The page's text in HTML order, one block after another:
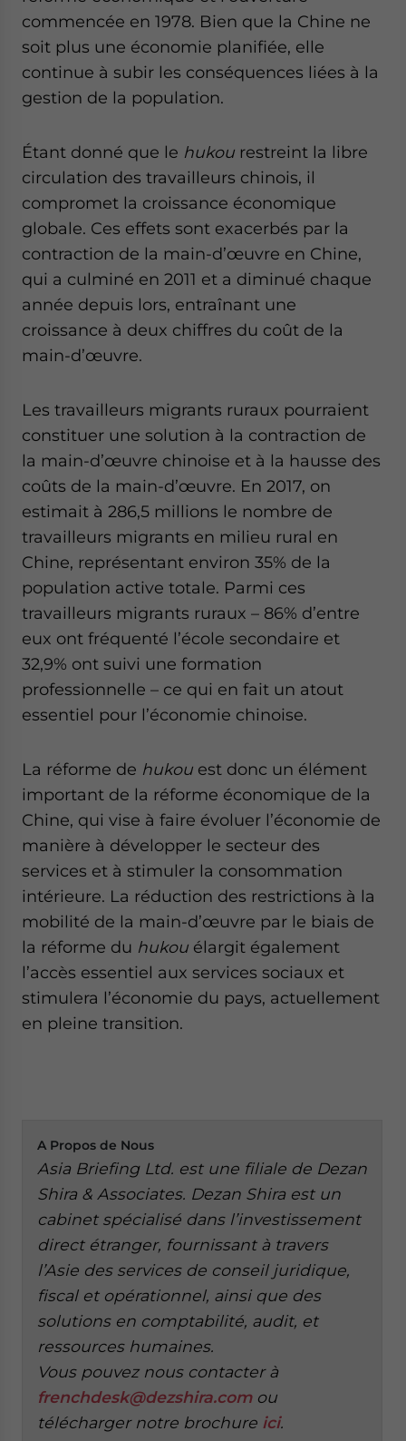
commencée en 1978. Bien que la Chine ne
soit plus une économie planifiée, elle
continue à subir les conséquences liées à la
gestion de la population.
Étant donné que le hukou restreint la libre
circulation des travailleurs chinois, il
compromet la croissance économique
globale. Ces effets sont exacerbés par la
contraction de la main-d’œuvre en Chine,
qui a culminé en 2011 et a diminué chaque
année depuis lors, entraînant une
croissance à deux chiffres du coût de la
main-d’œuvre.
Les travailleurs migrants ruraux pourraient
constituer une solution à la contraction de
la main-d’œuvre chinoise et à la hausse des
coûts de la main-d’œuvre. En 2017, on
estimait à 286,5 millions le nombre de
travailleurs migrants en milieu rural en
Chine, représentant environ 35% de la
population active totale. Parmi ces
travailleurs migrants ruraux – 86% d’entre
eux ont fréquenté l’école secondaire et
32,9% ont suivi une formation
professionnelle – ce qui en fait un atout
essentiel pour l’économie chinoise.
La réforme de hukou est donc un élément
important de la réforme économique de la
Chine, qui vise à faire évoluer l’économie de
manière à développer le secteur des
services et à stimuler la consommation
intérieure. La réduction des restrictions à la
mobilité de la main-d’œuvre par le biais de
la réforme du hukou élargit également
l’accès essentiel aux services sociaux et
stimulera l’économie du pays, actuellement
en pleine transition.
APropos de Nous
Asia Briefing Ltd. est une filiale de Dezan
Shira & Associates. Dezan Shira est un
cabinet spécialisé dans l’investissement
direct étranger, fournissant à travers
l’Asie des services de conseil juridique,
fiscal et opérationnel, ainsi que des
solutions en comptabilité, audit, et
ressources humaines.
Vous pouvez nous contacter à
frenchdesk@dezshira.com ou
télécharger notre brochure ici.